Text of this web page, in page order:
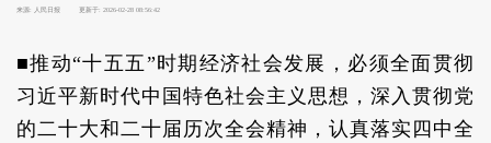
来源: 人民日报 更新于: 2026-02-28 08:56:42
■推动“十五五”时期经济社会发展，必须全面贯彻
习近平新时代中国特色社会主义思想，深入贯彻党
的二十大和二十届历次全会精神，认真落实四中全